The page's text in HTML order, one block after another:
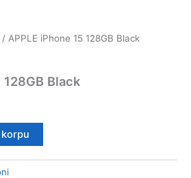
/ APPLE iPhone 15 128GB Black
128GB Black